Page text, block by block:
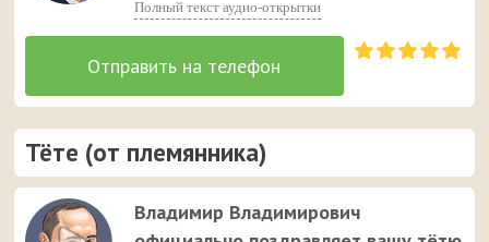
Полный текст аудио-открытки
Тёте (от племянника)
Владимир Владимирович